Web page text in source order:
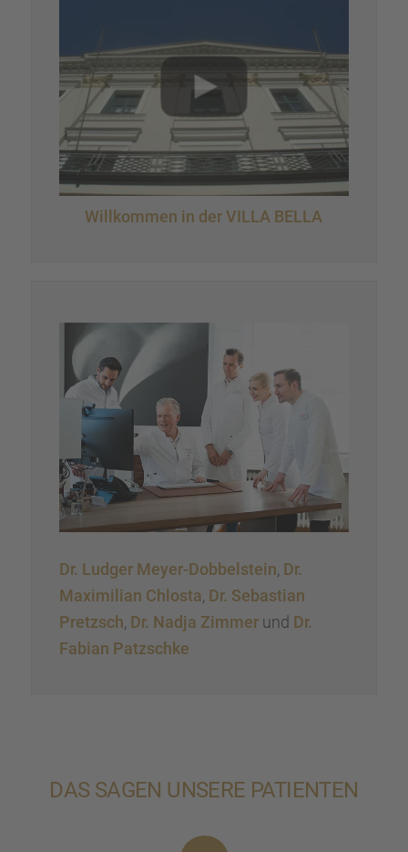
Willkom­men in der VILLA BELLA
Dr. Ludger Meyer-Dobbel­stein, Dr.
Maximi­lian Chlosta, Dr. Sebas­tian
Pretzsch, Dr. Nadja Zimmerund Dr.
Fabian Patzschke
DAS SAGEN UNSERE PATIEN­TEN